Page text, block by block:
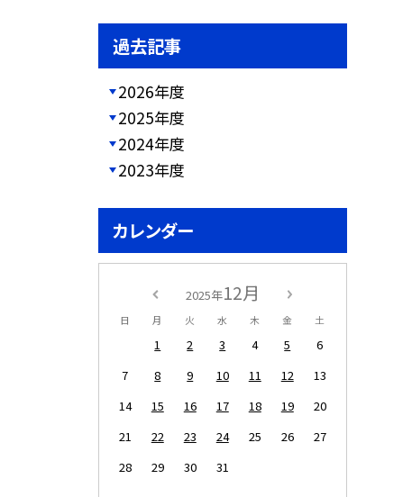
過去記事
2026年度
2025年度
2024年度
2023年度
カレンダー
2025年12月
日 月 火 水 木 金 土
1 2 3 4 5
6
7
8 9 10 11 12
13
14
15 16 17 18 19
20
21
22 23 24 25 26
27
28
29 30 31